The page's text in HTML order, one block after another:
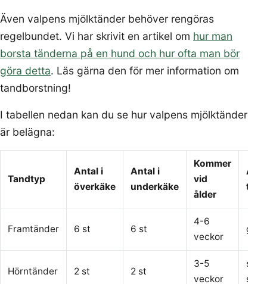
Även valpens mjölktänder behöver rengöras
regelbundet. Vi har skrivit en artikel om hur man
borsta tänderna på en hund och hur ofta man bör
göra detta. Läs gärna den för mer information om
tandborstning!
I tabellen nedan kan du se hur valpens mjölktänder
är belägna:
Tandtyp
Antal i
överkäke
Antal i
underkäke
Kommer
vid
ålder
till
Framtänder 6 st 6 st
4-6
veckor
Hörntänder 2 st 2 st
3-5
veckor
slita